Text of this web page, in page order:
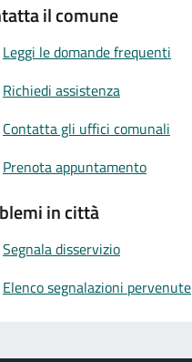
il comune
Leggi le domande frequenti
Richiedi assistenza
Contatta gli uffici comunali
Prenota appuntamento
in città
Segnala disservizio
Elenco segnalazioni pervenute